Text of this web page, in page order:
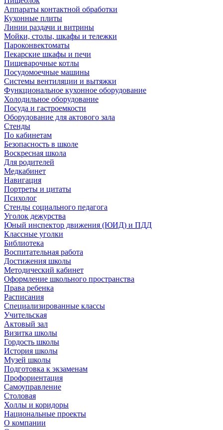
Аппараты контактной обработки
Кухонные плиты
Линии раздачи и витрины
Мойки, столы, шкафы и тележки
Пароконвектоматы
Пекарские шкафы и печи
Пищеварочные котлы
Посудомоечные машины
Системы вентиляции и вытяжки
Функциональное кухонное оборудование
Холодильное оборудование
Посуда и гастроемкости
Оборудование для актового зала
Стенды
По кабинетам
Безопасность в школе
Воскресная школа
Для родителей
Медкабинет
Навигация
Портреты и цитаты
Психолог
Стенды социального педагога
Уголок дежурства
Юный инспектор движения (ЮИД) и ПДД
Классные уголки
Библиотека
Воспитательная работа
Достижения школы
Методический кабинет
Оформление школьного пространства
Права ребенка
Расписания
Специализированные классы
Учительская
Актовый зал
Визитка школы
Гордость школы
История школы
Музей школы
Подготовка к экзаменам
Профориентация
Самоуправление
Столовая
Холлы и коридоры
Национальные проекты
О компании